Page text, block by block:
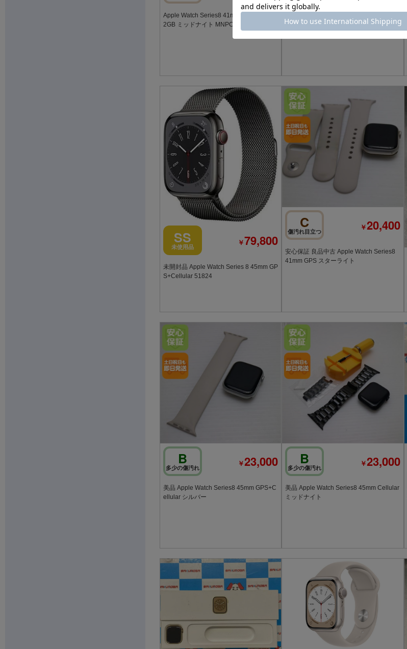
Apple Watch Series8 41mm GPSモデル 3
2GB ミッドナイト MNPC3L
m GPS スターライト
SS
未使用品 ￥79,800
未開封品 Apple Watch Series 8 45mm GP
S+Cellular 51824
C
傷汚れ目立つ ￥20,400
安心保証 良品中古 Apple Watch Series8
41mm GPS スターライト
B
多少の傷汚れ ￥23,000
美品 Apple Watch Series8 45mm GPS+C
ellular シルバー
B
多少の傷汚れ ￥23,000
美品 Apple Watch Series8 45mm Cellular
ミッドナイト